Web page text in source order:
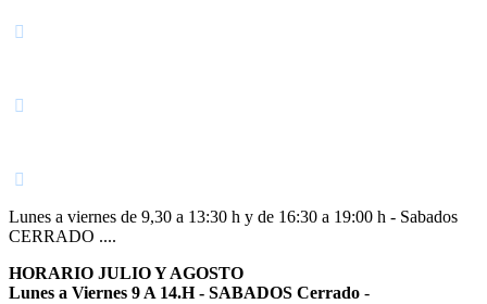
Lunes a viernes de 9,30 a 13:30 h y de 16:30 a 19:00 h - Sabados
CERRADO ....
HORARIO JULIO Y AGOSTO
Lunes a Viernes 9 A 14.H - SABADOS Cerrado -